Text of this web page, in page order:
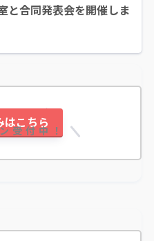
と合同発表会を開催しま
！
はこちら
受付中！